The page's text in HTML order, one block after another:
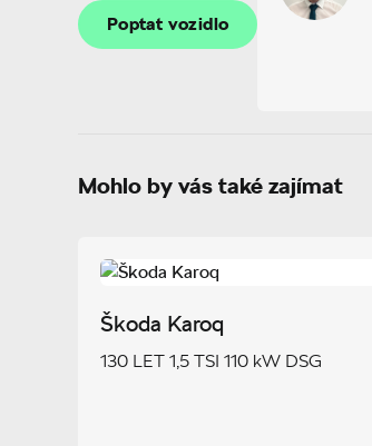
Poptat vozidlo
Poptat vozidlo
Mohlo by vás také zajímat
Škoda Karoq
130 LET 1,5 TSI 110 kW DSG